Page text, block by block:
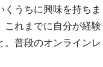
うちに興味を持ち
れまでに自分が経
普段のオンライン